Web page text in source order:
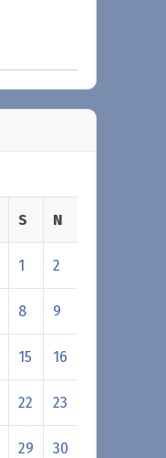
S N
1 2
8 9
15 16
22 23
29 30